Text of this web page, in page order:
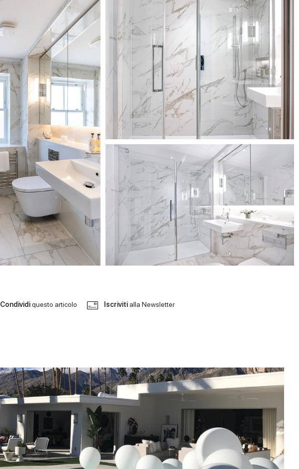
Condividiquesto articolo Iscriviti alla Newsletter